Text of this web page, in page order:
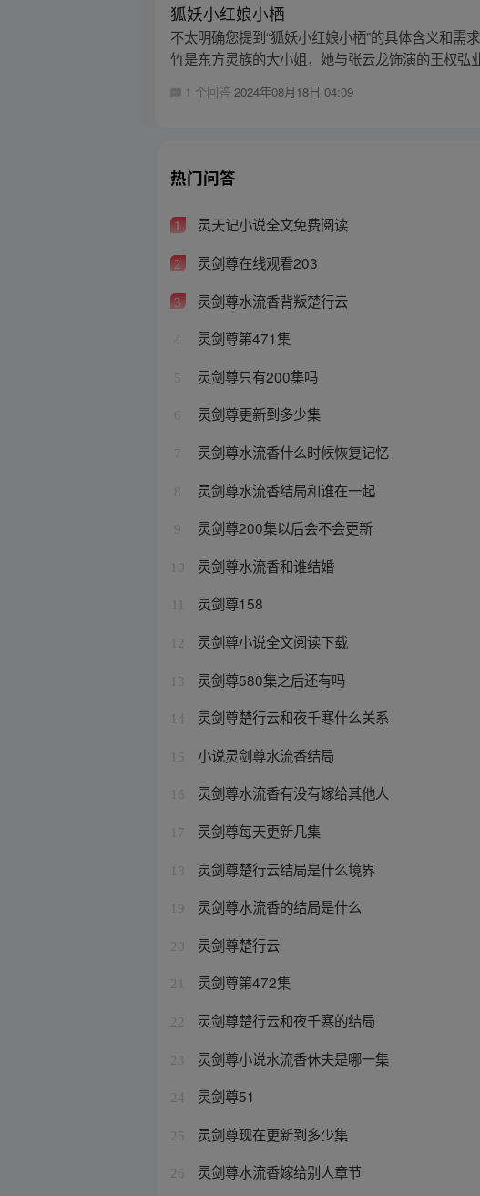
狐妖小红娘小栖
不太明确您提到“狐妖小红娘小栖”的具体含义和
竹是东方灵族的大小姐，她与张云龙饰演的王权弘
1 个回答2024年08月18日 04:09
热门问答
1 灵天记小说全文免费阅读
2 灵剑尊在线观看203
3 灵剑尊水流香背叛楚行云
4 灵剑尊第471集
5 灵剑尊只有200集吗
6 灵剑尊更新到多少集
7 灵剑尊水流香什么时候恢复记忆
8 灵剑尊水流香结局和谁在一起
9 灵剑尊200集以后会不会更新
10 灵剑尊水流香和谁结婚
灵剑尊158
12 灵剑尊小说全文阅读下载
13 灵剑尊580集之后还有吗
14 灵剑尊楚行云和夜千寒什么关系
15 小说灵剑尊水流香结局
16 灵剑尊水流香有没有嫁给其他人
17 灵剑尊每天更新几集
18 灵剑尊楚行云结局是什么境界
19 灵剑尊水流香的结局是什么
20 灵剑尊楚行云
21 灵剑尊第472集
22 灵剑尊楚行云和夜千寒的结局
23 灵剑尊小说水流香休夫是哪一集
24 灵剑尊51
25 灵剑尊现在更新到多少集
26 灵剑尊水流香嫁给别人章节